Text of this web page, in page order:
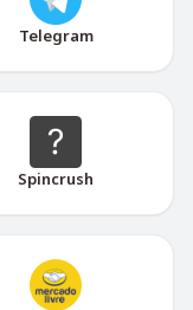
Telegram
Spincrush